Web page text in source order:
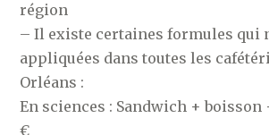
région
– Il existe certaines formules qui
appliquées dans toutes les
Orléans :
En sciences : Sandwich + boisson
€